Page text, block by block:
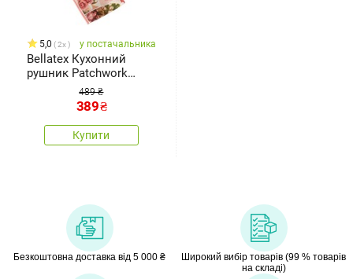
5,0 2x у постачальника
Bellatex Кухонний
рушник Patchwork
рожевий, 50 x 70 см
489 ₴
389₴
Купити
Безкоштовна доставка від 5 000 ₴
Широкий вибір товарів (99 % товарів
на складі)